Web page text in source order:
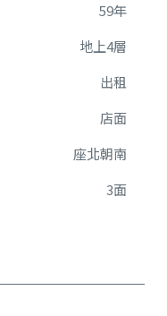
59年
地上4層
出租
店面
座北朝南
3面